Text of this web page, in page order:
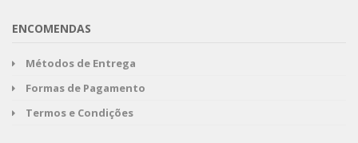
ENCOMENDAS
Métodos de Entrega
Formas de Pagamento
Termos e Condições